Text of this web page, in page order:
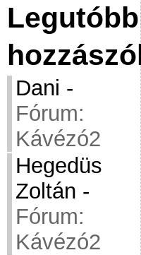
Dani -
Fórum:
Kávézó2
Hegedüs
Zoltán -
Fórum:
Kávézó2